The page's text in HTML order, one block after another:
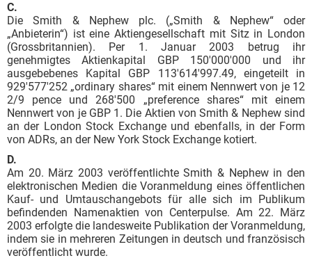
C.
Die Smith & Nephew plc. („Smith & Nephew“ oder
„Anbieterin“) ist eine Aktiengesellschaft mit Sitz in London
(Grossbritannien). Per 1. Januar 2003 betrug ihr
genehmigtes Aktienkapital GBP 150'000'000 und ihr
ausgebebenes Kapital GBP 113'614'997.49, eingeteilt in
929'577'252 „ordinary shares“ mit einem Nennwert von je 12
2/9 pence und 268'500 „preference shares“ mit einem
Nennwert von je GBP 1. Die Aktien von Smith & Nephew sind
an der London Stock Exchange und ebenfalls, in der Form
von ADRs, an der New York Stock Exchange kotiert.
D.
Am 20. März 2003 veröffentlichte Smith & Nephew in den
elektronischen Medien die Voranmeldung eines öffentlichen
Kauf- und Umtauschangebots für alle sich im Publikum
befindenden Namenaktien von Centerpulse. Am 22. März
2003 erfolgte die landesweite Publikation der Voranmeldung,
indem sie in mehreren Zeitungen in deutsch und französisch
veröffentlicht wurde.